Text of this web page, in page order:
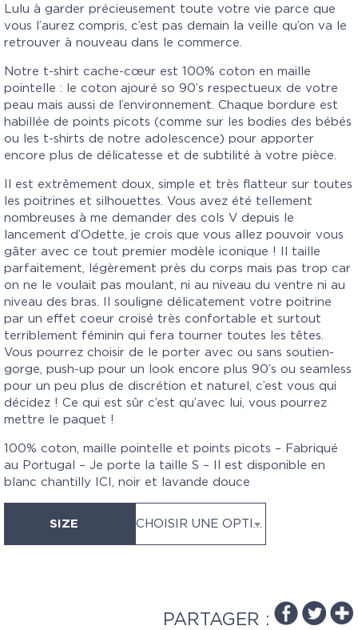
Lulu à garder précieusement toute votre vie parce que
vous l’aurez compris, c’est pas demain la veille qu’on va le
retrouver à nouveau dans le commerce.
Notre t-shirt cache-cœur est 100% coton en maille
pointelle : le coton ajouré so 90’s respectueux de votre
peau mais aussi de l’environnement. Chaque bordure est
habillée de points picots (comme sur les bodies des bébés
ou les t-shirts de notre adolescence) pour apporter
encore plus de délicatesse et de subtilité à votre pièce.
Il est extrêmement doux, simple et très flatteur sur toutes
les poitrines et silhouettes. Vous avez été tellement
nombreuses à me demander des cols V depuis le
lancement d’Odette, je crois que vous allez pouvoir vous
gâter avec ce tout premier modèle iconique ! Il taille
parfaitement, légèrement près du corps mais pas trop car
on ne le voulait pas moulant, ni au niveau du ventre ni au
niveau des bras. Il souligne délicatement votre poitrine
par un effet coeur croisé très confortable et surtout
terriblement féminin qui fera tourner toutes les têtes.
Vous pourrez choisir de le porter avec ou sans soutien-
gorge, push-up pour un look encore plus 90’s ou seamless
pour un peu plus de discrétion et naturel, c’est vous qui
décidez ! Ce qui est sûr c’est qu’avec lui, vous pourrez
mettre le paquet !
100% coton, maille pointelle et points picots – Fabriqué
au Portugal – Je porte la taille S – Il est disponible en
blanc chantilly
ICI, noir et lavande douce
SIZE CHOISIR UNE OPTION
PARTAGER :